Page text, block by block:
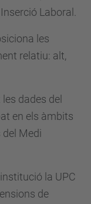
Laboral.
les
relatiu: alt,
dades del
en els àmbits
del Medi
la UPC
de